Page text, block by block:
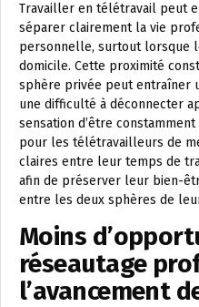
Travailler en télétravail peut
séparer clairement la vie
personnelle, surtout lorsque
domicile. Cette proximité
sphère privée peut entraîner
une difficulté à déconnecter
sensation d’être
pour les télétravailleurs de
claires entre leur temps de
afin de préserver leur bien-
entre les deux sphères de
Moins
réseautage
l’avancement